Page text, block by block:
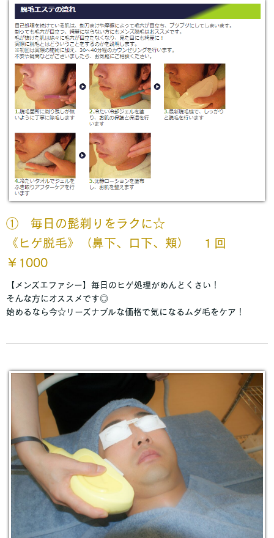
① 毎日の髭剃りをラクに☆
《ヒゲ脱毛》（鼻下、口下、頬） １回
￥1000
【メンズエファシー】毎日のヒゲ処理がめんどくさい！
そんな方にオススメです◎
始めるなら今☆リーズナブルな価格で気になるムダ毛をケア！